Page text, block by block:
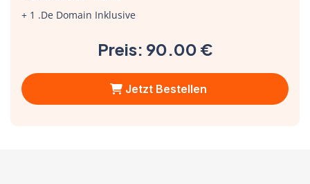
+ 1 .de Domain Inklusive
Preis: 90.00 €
Jetzt Bestellen